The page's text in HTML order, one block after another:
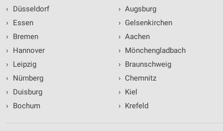
›
Düsseldorf
›
Essen
›
Bremen
›
Hannover
›
Leipzig
›
Nürnberg
›
Duisburg
›
Bochum
› Augsburg
› Gelsenkirchen
› Aachen
› Mönchengladbach
› Braunschweig
› Chemnitz
› Kiel
› Krefeld